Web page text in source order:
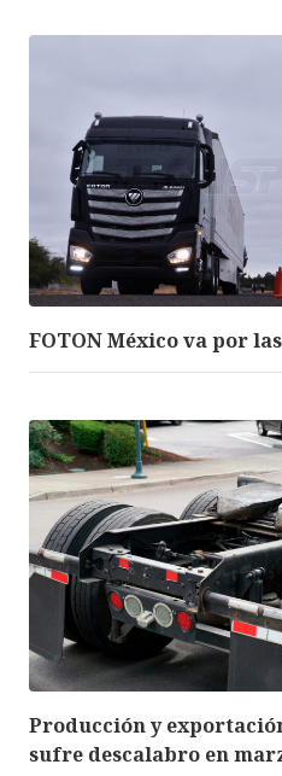
FOTON México va por
Producción y
sufre descalabro en